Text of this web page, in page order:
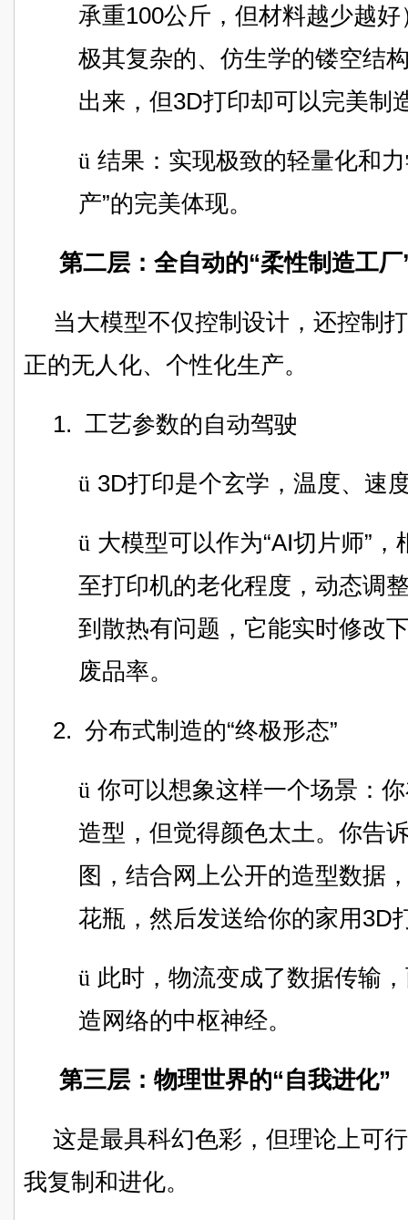
承重100公斤，但材料越少越
极其复杂的、仿生学的镂空结
出来，但3D打印却可以完美制
ü 结果：实现极致的轻量化和
产”的完美体现。
第二层：全自动的“柔性制造工厂
当大模型不仅控制设计，还控制
正的无人化、个性化生产。
1. 工艺参数的自动驾驶
ü 3D打印是个玄学，温度、速
ü 大模型可以作为“AI切片师”
至打印机的老化程度，动态调
到散热有问题，它能实时修改
废品率。
2. 分布式制造的“终极形态”
ü 你可以想象这样一个场景：
造型，但觉得颜色太土。你告
图，结合网上公开的造型数据
花瓶，然后发送给你的家用3D
ü 此时，物流变成了数据传输
造网络的中枢神经。
第三层：物理世界的“自我进化”
这是最具科幻色彩，但理论上可
我复制和进化。